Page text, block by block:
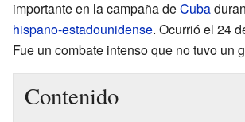
importante en la campaña deCuba
hispano-estadounidense. Ocurrió el 24
Fue un combate intenso que no tuvo un
Contenido